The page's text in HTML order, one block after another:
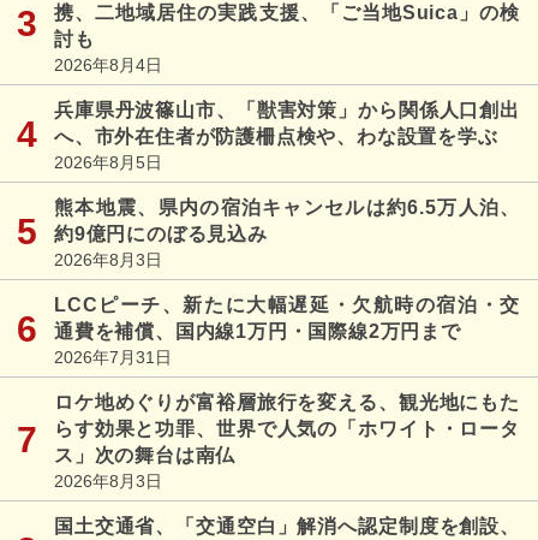
携、二地域居住の実践支援、「ご当地Suica」の検
討も
2026年8月4日
兵庫県丹波篠山市、「獣害対策」から関係人口創出
へ、市外在住者が防護柵点検や、わな設置を学ぶ
2026年8月5日
熊本地震、県内の宿泊キャンセルは約6.5万人泊、
約9億円にのぼる見込み
2026年8月3日
LCCピーチ、新たに大幅遅延・欠航時の宿泊・交
通費を補償、国内線1万円・国際線2万円まで
2026年7月31日
ロケ地めぐりが富裕層旅行を変える、観光地にもた
らす効果と功罪、世界で人気の「ホワイト・ロータ
ス」次の舞台は南仏
2026年8月3日
国土交通省、「交通空白」解消へ認定制度を創設、